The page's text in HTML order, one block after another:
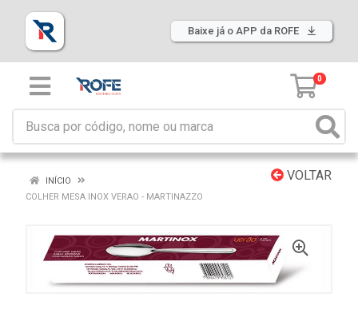
Baixe já o APP da ROFE
0
VOLTAR
INÍCIO
COLHER MESA INOX VERAO - MARTINAZZO